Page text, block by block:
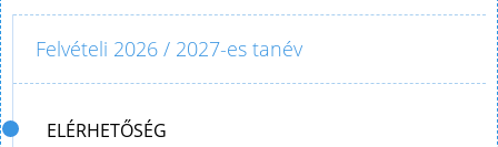
Felvételi 2026 / 2027-es tanév
ELÉRHETŐSÉG